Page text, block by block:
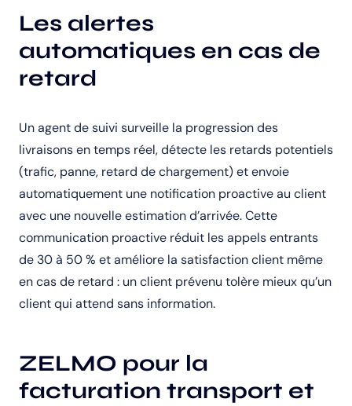
Les alertes
automatiques en cas de
retard
Un agent de suivi surveille la progression des
livraisons en temps réel, détecte les retards potentiels
(trafic, panne, retard de chargement) et envoie
automatiquement une notification proactive au client
avec une nouvelle estimation d’arrivée. Cette
communication proactive réduit les appels entrants
de 30 à 50 % et améliore la satisfaction client même
en cas de retard : un client prévenu tolère mieux qu’un
client qui attend sans information.
ZELMO pour la
facturation transport et